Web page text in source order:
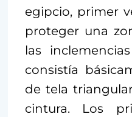
egipcio, primer
proteger una
las
consistía
de tela
cintura. Los